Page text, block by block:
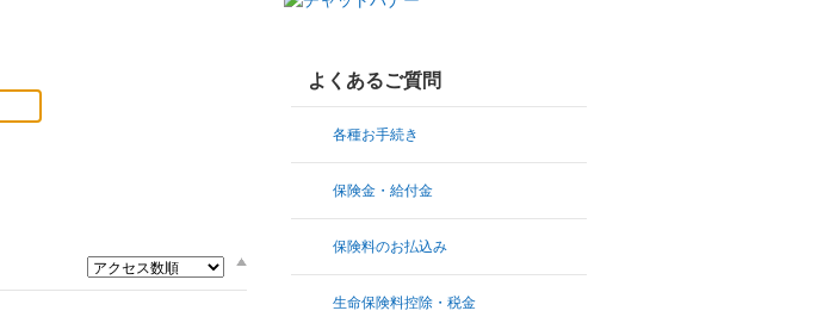
よくあるご質問
各種お手続き
保険金・給付金
保険料のお払込み
生命保険料控除・税金